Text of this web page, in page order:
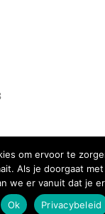
doorHELLO
om ervoor te
Als je doorgaat
we er vanuit dat je
Ok
Privacybeleid